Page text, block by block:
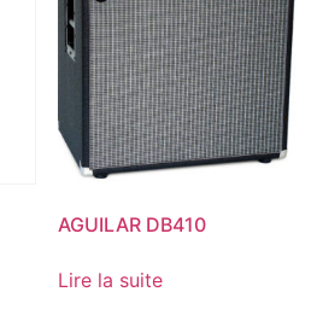
AGUILAR DB410
Lire la suite